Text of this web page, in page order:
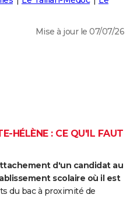
Mise à jour le 07/07/26
HÉLÈNE : CE QU'IL FAUT
d'un candidat au
scolaire où il est
du bac à proximité de